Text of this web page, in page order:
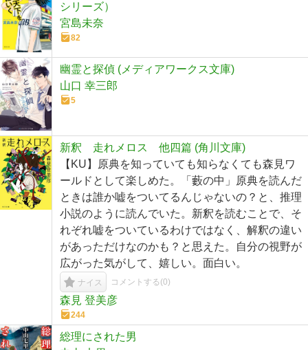
シリーズ）
宮島未奈
82
幽霊と探偵 (メディアワークス文庫)
山口 幸三郎
5
新釈 走れメロス 他四篇 (角川文庫)
【KU】原典を知っていても知らなくても森見ワ
ールドとして楽しめた。「藪の中」原典を読んだ
ときは誰か嘘をついてるんじゃないの？と、推理
小説のように読んでいた。新釈を読むことで、そ
れぞれ嘘をついているわけではなく、解釈の違い
があっただけなのかも？と思えた。自分の視野が
広がった気がして、嬉しい。面白い。
ナイス コメントする(0)
森見 登美彦
244
総理にされた男